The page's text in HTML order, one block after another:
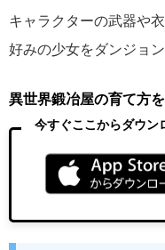
キャラクターの武器や
好みの少女をダンジョ
異世界鍛冶屋の育て方を
今すぐここからダウン